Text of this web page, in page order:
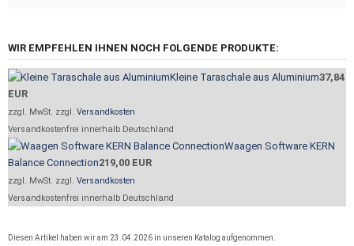
WIR EMPFEHLEN IHNEN NOCH FOLGENDE PRODUKTE:
Kleine Taraschale aus Aluminium37,84
EUR
zzgl. MwSt. zzgl. Versandkosten
Versandkostenfrei innerhalb Deutschland
Waagen Software KERN
Balance Connection219,00 EUR
zzgl. MwSt. zzgl. Versandkosten
Versandkostenfrei innerhalb Deutschland
Diesen Artikel haben wir am 23.04.2026 in unseren Katalog aufgenommen.